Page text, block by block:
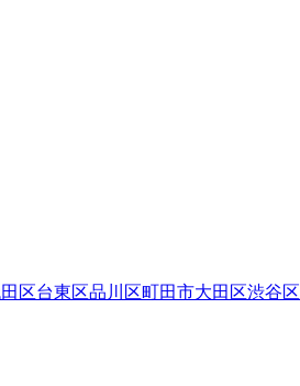
区台東区品川区町田市大田区渋谷区